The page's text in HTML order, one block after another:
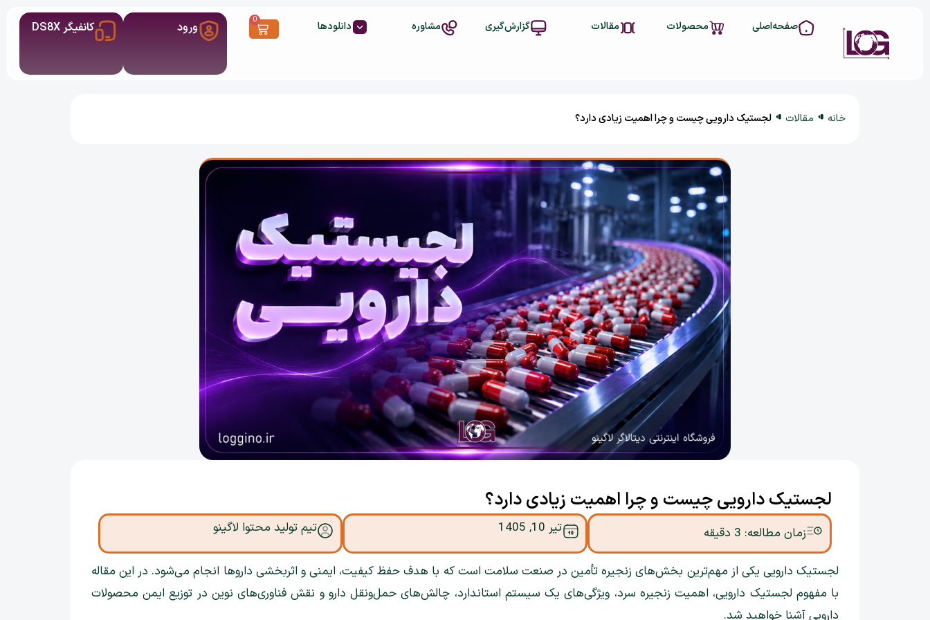
صفحه‌اصلی محصولات مقالات گزارش‌گیری مشاوره دانلودها 0 ورود کانفیگر DS8X
خانه مقالات لجستیک دارویی چیست و چرا اهمیت زیادی دارد؟
لجستیک دارویی چیست و چرا اهمیت زیادی دارد؟
زمان مطالعه: 3 دقیقه تیر 10, 1405 تیم تولید محتوا لاگینو
لجستیک دارویی یکی از مهم‌ترین بخش‌های زنجیره تأمین در صنعت سلامت است که با هدف حفظ کیفیت، ایمنی و اثربخشی داروها انجام می‌شود. در این مقاله
با مفهوم لجستیک دارویی، اهمیت زنجیره سرد، ویژگی‌های یک سیستم استاندارد، چالش‌های حمل‌ونقل دارو و نقش فناوری‌های نوین در توزیع ایمن محصولات
دارویی آشنا خواهید شد.